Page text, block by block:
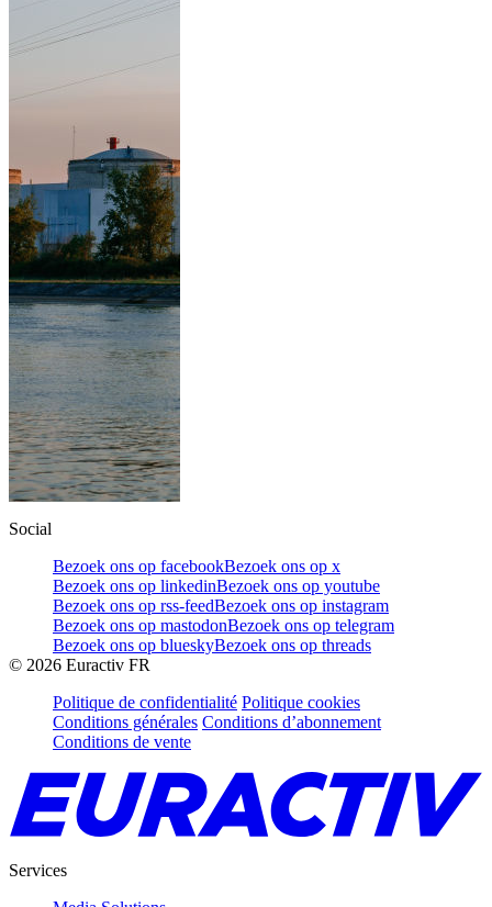
Social
Bezoek ons op facebookBezoek ons op x
Bezoek ons op linkedinBezoek ons op youtube
Bezoek ons op rss-feedBezoek ons op instagram
Bezoek ons op mastodonBezoek ons op telegram
Bezoek ons op blueskyBezoek ons op threads
© 2026 Euractiv FR
Politique de confidentialité Politique cookies
Conditions générales Conditions d’abonnement
Conditions de vente
Services